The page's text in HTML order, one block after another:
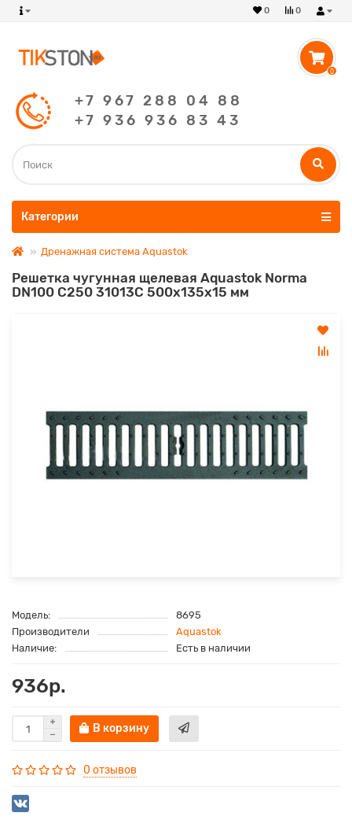
0
0
0
+7 967 288 04 88
+7 936 936 83 43
Категории
Дренажная система Aquastok
Решетка чугунная щелевая Aquastok Norma
DN100 С250 31013С 500х135х15 мм
Модель:
8695
Производители
Aquastok
Наличие:
Есть в наличии
936р.
В корзину
0 отзывов